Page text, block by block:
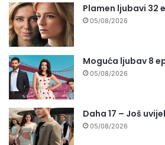
Plamen ljubavi 32
05/08/2026
Moguća ljubav 8
05/08/2026
Daha 17 – Još
05/08/2026